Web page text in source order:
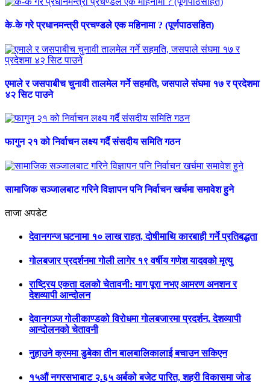
के-के गरे प्रधानमन्त्री प्रचण्डले एक महिनामा ? (पूर्णपाठसहित)
एमाले र जसपाबीच चुनावी तालमेल गर्ने सहमति, जसपाले संघमा १७ र प्रदेशमा
४२ सिट पाउने
फागुन २१ को निर्वाचन लक्ष्य गर्दै संसदीय समिति गठन
सामाजिक सञ्जालबाट गरिने विज्ञापन पनि निर्वाचन खर्चमा समावेश हुने
ताजा अपडेट
देवानगन्ज घटनामा १० लाख राहत, दोषीमाथि कारबाही गर्ने प्रतिबद्धता
गोलबजार प्रदर्शनमा गोली लागेर १९ वर्षीय गणेश यादवको मृत्यु
राष्ट्रिय एकता दलको चेतावनी: माग पूरा नभए आमरण अनशन र
देशव्यापी आन्दोलन
देवानगञ्ज गोलीकाण्डको विरोधमा गोलबजारमा प्रदर्शन, देशव्यापी
आन्दोलनको चेतावनी
नुहाउने क्रममा डुबेका तीन बालबालिकालाई बचाउन सकिएन
१५औं नगरसभाबाट २.६५ अर्बको बजेट पारित, शहरी विकासमा जोड